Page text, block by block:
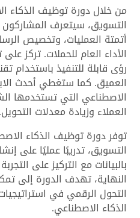
من خلال دورة توظيف الذكاء
التسويق، سيتعرف المشاركون
أتمتة العمليات، وتخصيص
الأداء العام للحملات. تركز
رؤى قابلة للتنفيذ باستخدام
العميق. كما ستغطي أحدث
الاصطناعي التي تستخدمها
العملاء وزيادة معدلات التحويل.
توفر دورة توظيف الذكاء
التسويق، تدريبًا عمليًا على
بالبيانات مع التركيز على
النهاية، تهدف الدورة إلى
التحول الرقمي في
الذكاء الاصطناعي.